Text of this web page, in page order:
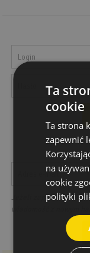
Jeżeli zapomniałeś
wiadomość z nowym
Ta
cookie
Ta strona
zapewnić
na
cookie
polityki